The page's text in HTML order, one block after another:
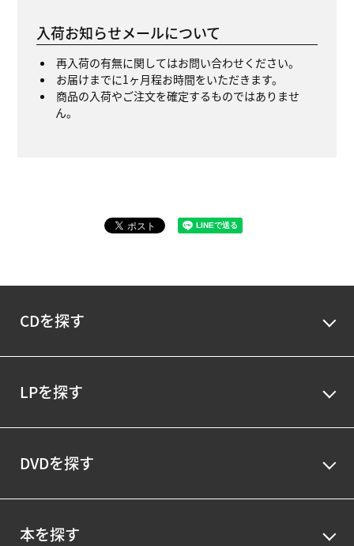
入荷お知らせメールについて
再入荷の有無に関してはお問い合わせください。
お届けまでに1ヶ月程お時間をいただきます。
商品の入荷やご注文を確定するものではありませ
ん。
CDを探す
LPを探す
DVDを探す
本を探す